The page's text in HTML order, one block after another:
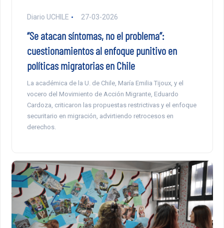
Diario UCHILE 27-03-2026
“Se atacan síntomas, no el problema”:
cuestionamientos al enfoque punitivo en
políticas migratorias en Chile
La académica de la U. de Chile, María Emilia Tijoux, y el
vocero del Movimiento de Acción Migrante, Eduardo
Cardoza, criticaron las propuestas restrictivas y el enfoque
securitario en migración, advirtiendo retrocesos en
derechos.